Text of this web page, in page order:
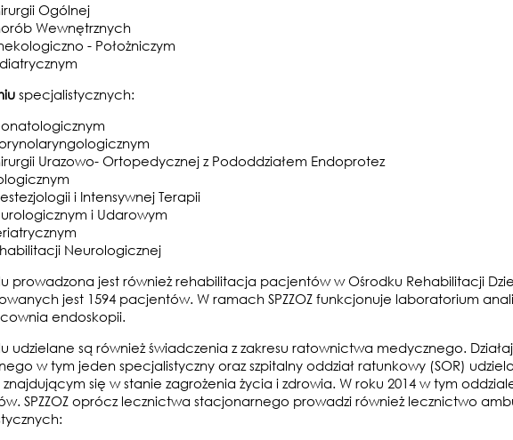
Ogólnej
Wewnętrznych
- Położniczym
specjalistycznych:
Urazowo- Ortopedycznej z Pododdziałem Endoprotez
i Intensywnej Terapii
i Udarowym
Neurologicznej
prowadzona jest również rehabilitacja pacjentów w Ośrodku Rehabilitacji
jest 1594 pacjentów. W ramach SPZZOZ funkcjonuje laboratorium
endoskopii.
udzielane są również świadczenia z zakresu ratownictwa medycznego.
w tym jeden specjalistyczny oraz szpitalny oddział ratunkowy (SOR)
się w stanie zagrożenia życia i zdrowia. W roku 2014 w tym
SPZZOZ oprócz lecznictwa stacjonarnego prowadzi również lecznictwo